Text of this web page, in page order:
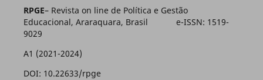
RPGE– Revista on line de Política e Gestão
Educacional, Araraquara, Brasil e-ISSN: 1519-
9029
A1 (2021-2024)
DOI: 10.22633/rpge